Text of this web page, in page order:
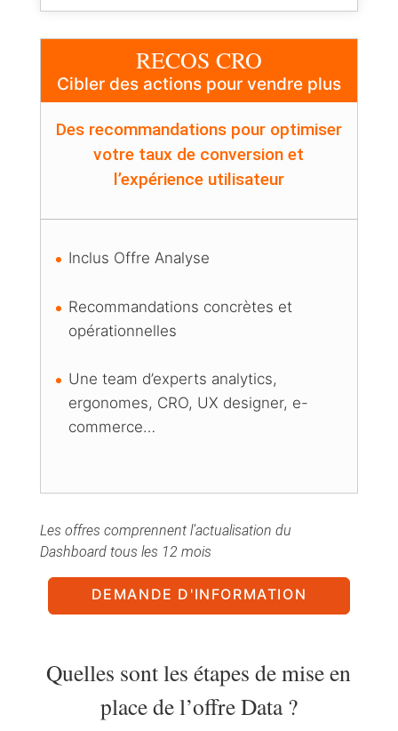
RECOS CRO
Cibler des actions pour vendre plus
Des recommandations pour optimiser
votre taux de conversion et
l’expérience utilisateur
Inclus Offre Analyse
Recommandations concrètes et
opérationnelles
Une team d’experts analytics,
ergonomes, CRO, UX designer, e-
commerce…
Les offres comprennent l’actualisation du
Dashboard tous les 12 mois
DEMANDE D'INFORMATION
Quelles sont les étapes de mise en
place de l’offre Data ?